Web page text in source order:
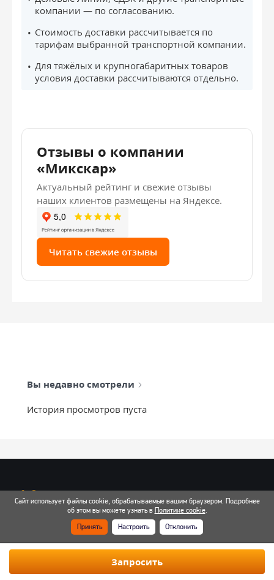
Запросить
компании — по согласованию.
Стоимость доставки рассчитывается по
тарифам выбранной транспортной компании.
Для тяжёлых и крупногабаритных товаров
условия доставки рассчитываются отдельно.
Отзывы о компании
«Микскар»
Актуальный рейтинг и свежие отзывы
наших клиентов размещены на Яндексе.
Читать свежие отзывы
Вы недавно смотрели
История просмотров пуста
info@mixtcar.ru
Почта для связи
Все контакты
Сайт использует файлы cookie, обрабатываемые вашим браузером. Подробнее
об этом вы можете узнать в Политике cookie.
Принять
Настроить Отклонить